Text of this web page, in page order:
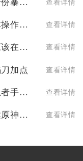
太空行动攻略中卧底的身份暴露后如何应对 查看详情
攻城掠地手游换酒的具体操作是什么 查看详情
全民奇迹永冬狼魂坐骑应该在哪里购得 查看详情
加点 查看详情
如何获得最稳定的火影忍者手游角色攻略 查看详情
有没有方法能够迅速到达原神的海对面世界 查看详情